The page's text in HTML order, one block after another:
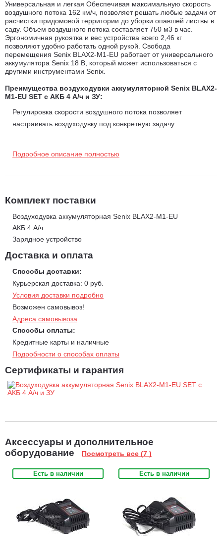
Универсальная и легкая Обеспечивая максимальную скорость
воздушного потока 162 км/ч, позволяет решать любые задачи от
расчистки придомовой территории до уборки опавшей листвы в
саду. Объем воздушного потока составляет 750 м3 в час.
Эргономичная рукоятка и вес устройства всего 2,46 кг
позволяют удобно работать одной рукой. Свобода
перемещения Senix BLAX2-M1-EU работает от универсального
аккумулятора Senix 18 В, который может использоваться с
другими инструментами Senix.
Преимущества воздуходувки аккумуляторной Senix BLAX2-
M1-EU SET с АКБ 4 А/ч и ЗУ:
Регулировка скорости воздушного потока позволяет
настраивать воздуходувку под конкретную задачу.
Хорошая развесовка инструмента позволяет снизить нагрузку
Подробное описание полностью
Комплект поставки
Воздуходувка аккумуляторная Senix BLAX2-M1-EU
АКБ 4 А/ч
Зарядное устройство
Доставка и оплата
Способы доставки:
Курьерская доставка: 0 руб.
Условия доставки подробно
Возможен самовывоз!
Адреса самовывоза
Способы оплаты:
Кредитные карты и наличные
Подробности о способах оплаты
Сертификаты и гарантия
Аксессуары и дополнительное
оборудование
Посмотреть все (7 )
Есть в наличии Есть в наличии